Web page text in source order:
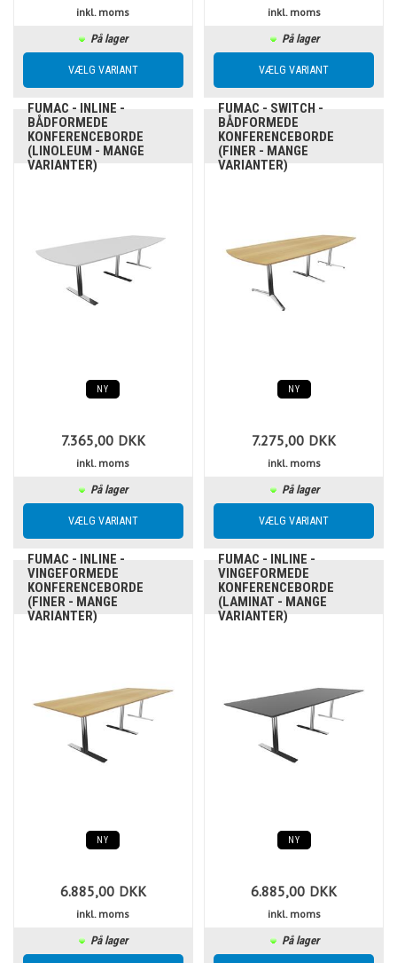
inkl. moms
På lager
inkl. moms
På lager
FUMAC - INLINE -
BÅDFORMEDE
KONFERENCEBORDE
(LINOLEUM - MANGE
VARIANTER)
NY
7.365,00 DKK
inkl. moms
På lager
FUMAC - SWITCH -
BÅDFORMEDE
KONFERENCEBORDE
(FINER - MANGE
VARIANTER)
NY
7.275,00 DKK
inkl. moms
På lager
FUMAC - INLINE -
VINGEFORMEDE
KONFERENCEBORDE
(FINER - MANGE
VARIANTER)
NY
6.885,00 DKK
inkl. moms
På lager
FUMAC - INLINE -
VINGEFORMEDE
KONFERENCEBORDE
(LAMINAT - MANGE
VARIANTER)
NY
6.885,00 DKK
inkl. moms
På lager